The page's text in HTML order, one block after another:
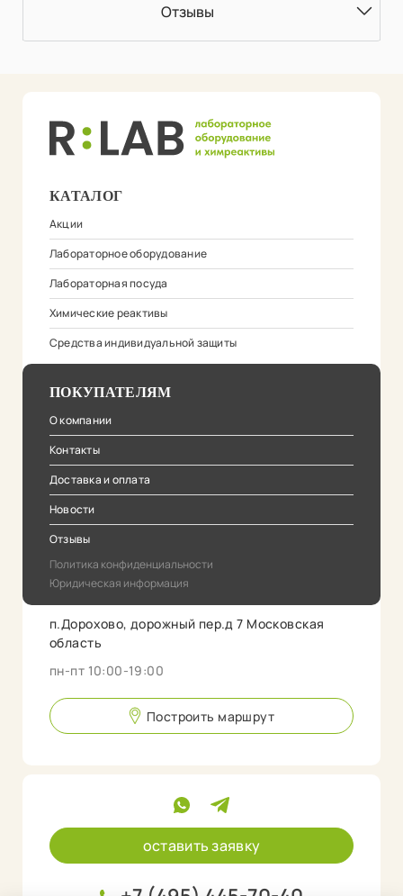
Отзывы
КАТАЛОГ
Акции
Лабораторное оборудование
Лабораторная посуда
Химические реактивы
Средства индивидуальной защиты
ПОКУПАТЕЛЯМ
О компании
Контакты
Доставка и оплата
Новости
Отзывы
Политика конфиденциальности
Юридическая информация
п.Дорохово, дорожный пер.д 7 Московская
область
пн-пт 10:00-19:00
Построить маршрут
оставить заявку